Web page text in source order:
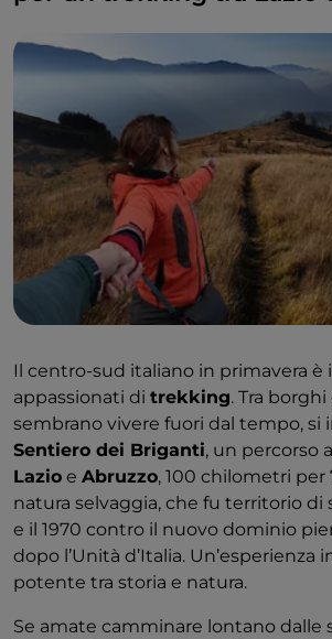
Il centro-sud italiano in primavera è
appassionati di trekking. Tra
sembrano vivere fuori dal tempo, si
Sentiero dei Briganti, un percorso
Lazio e Abruzzo, 100 chilometri per
natura selvaggia, che fu territorio di
e il 1970 contro il nuovo dominio
dopo l’Unità d’Italia. Un’esperienza
potente tra storia e natura.
Se amate camminare lontano dalle